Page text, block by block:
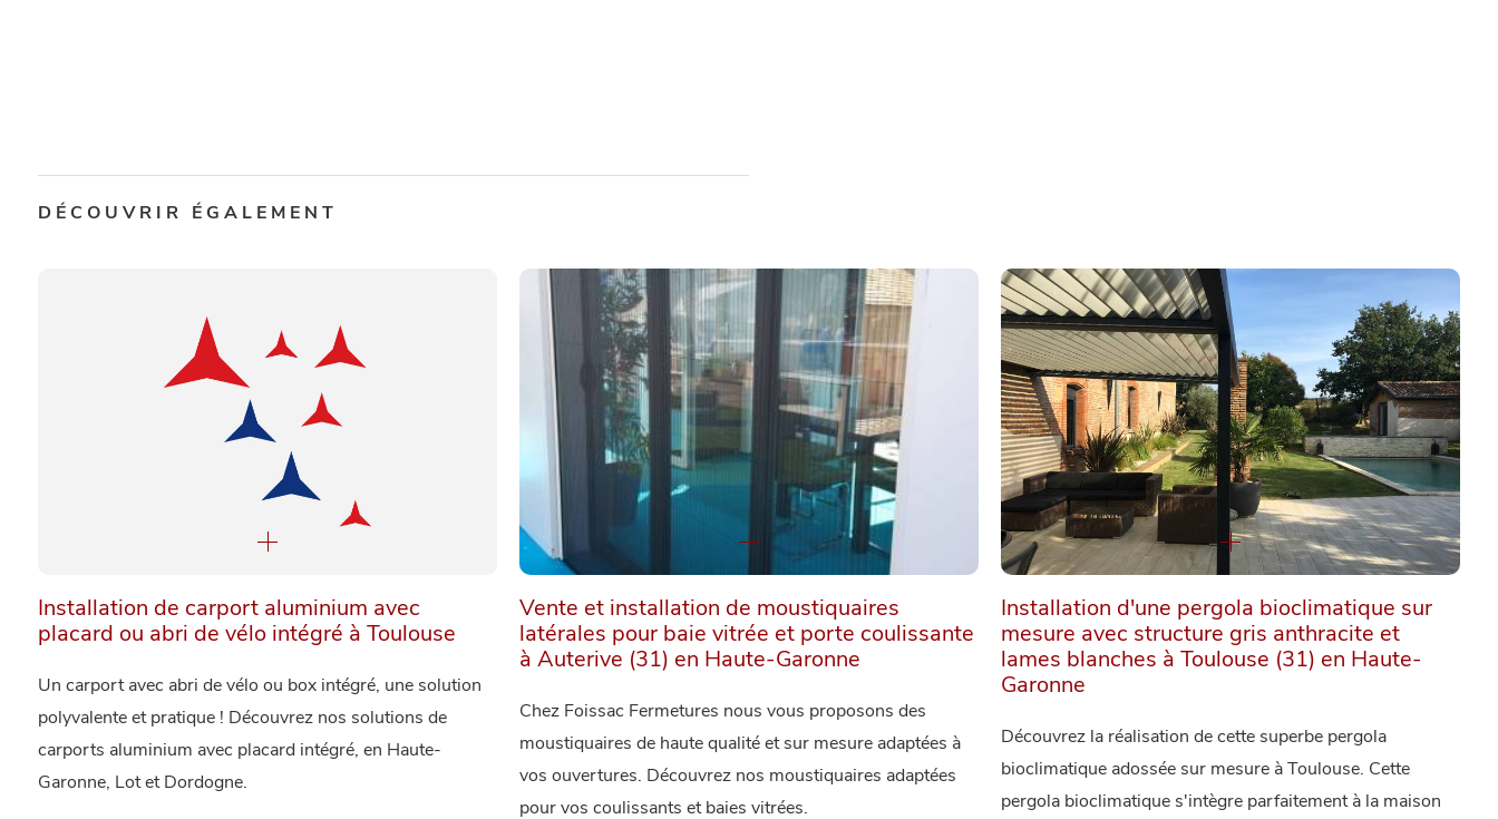
DÉCOUVRIR ÉGALEMENT
Installation de carport aluminium avec
placard ou abri de vélo intégré à Toulouse
Un carport avec abri de vélo ou box intégré, une solution
polyvalente et pratique ! Découvrez nos solutions de
carports aluminium avec placard intégré, en Haute-
Garonne, Lot et Dordogne.
Vente et installation de moustiquaires
latérales pour baie vitrée et porte coulissante
à Auterive (31) en Haute-Garonne
Chez Foissac Fermetures nous vous proposons des
moustiquaires de haute qualité et sur mesure adaptées à
vos ouvertures. Découvrez nos moustiquaires adaptées
pour vos coulissants et baies vitrées.
Installation d'une pergola bioclimatique sur
mesure avec structure gris anthracite et
lames blanches à Toulouse (31) en Haute-
Garonne
Découvrez la réalisation de cette superbe pergola
bioclimatique adossée sur mesure à Toulouse. Cette
pergola bioclimatique s'intègre parfaitement à la maison